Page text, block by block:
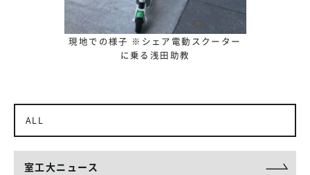
現地での様子 ※シェア電動スクーター
に乗る浅田助教
ALL
室工大ニュース